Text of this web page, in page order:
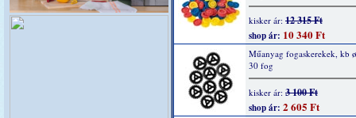
kisker ár: 12 315 Ft
shop ár: 10 340 Ft
Műanyag fogaskerekek, kb
30 fog
kisker ár: 3 100 Ft
shop ár: 2 605 Ft